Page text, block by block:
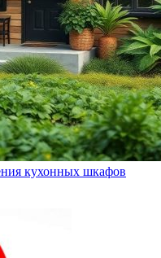
кухонных шкафов